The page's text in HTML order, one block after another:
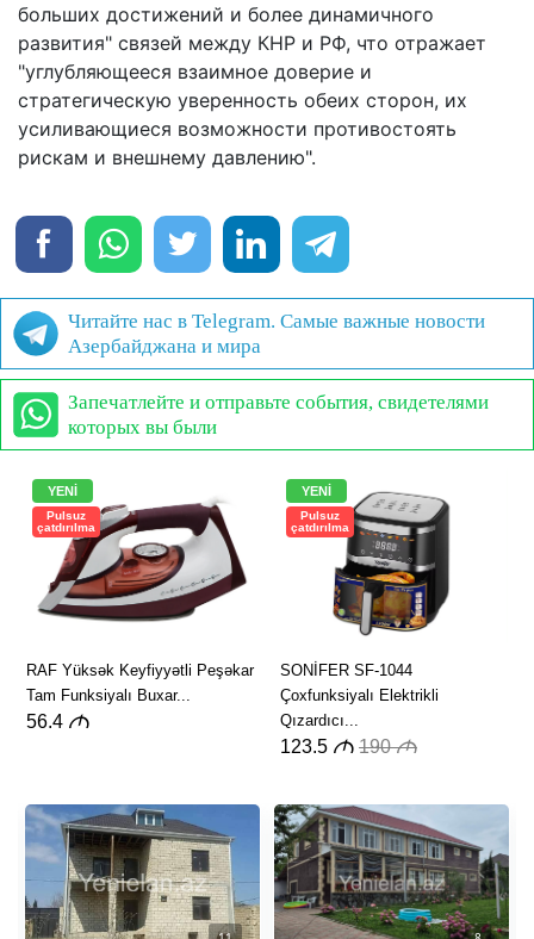
больших достижений и более динамичного
развития" связей между КНР и РФ, что отражает
"углубляющееся взаимное доверие и
стратегическую уверенность обеих сторон, их
усиливающиеся возможности противостоять
рискам и внешнему давлению".
Читайте нас в Telegram. Самые важные новости
Азербайджана и мира
Запечатлейте и отправьте события, свидетелями
которых вы были